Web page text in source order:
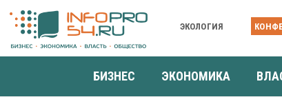
ЭКОЛОГИЯ
БИЗНЕС ЭКОНОМИКА